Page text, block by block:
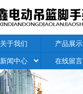
关于我们 产品展示
新闻中心 在线留言